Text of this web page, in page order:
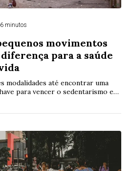
minutos
movimentos
para a saúde
modalidades até encontrar uma
para vencer o sedentarismo e